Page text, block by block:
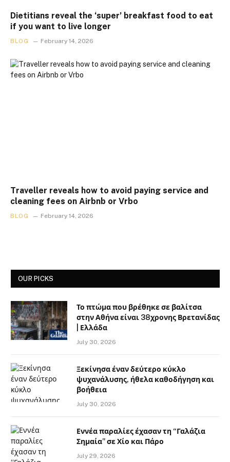
Dietitians reveal the ‘super’ breakfast food to eat
if you want to live longer
BLOG February 14, 2026
Traveller reveals how to avoid paying service and
cleaning fees on Airbnb or Vrbo
BLOG February 14, 2026
OUR PICKS
Το πτώμα που βρέθηκε σε βαλίτσα
στην Αθήνα είναι 38χρονης Βρετανίδας
| Ελλάδα
July 30, 2026
Ξεκίνησα έναν δεύτερο κύκλο
ψυχανάλυσης, ήθελα καθοδήγηση και
βοήθεια
July 30, 2026
Εννέα παραλίες έχασαν τη “Γαλάζια
Σημαία” σε Χίο και Πάρο
July 29, 2026